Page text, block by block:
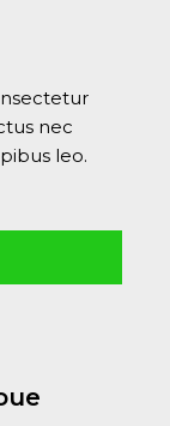
nec
leo.